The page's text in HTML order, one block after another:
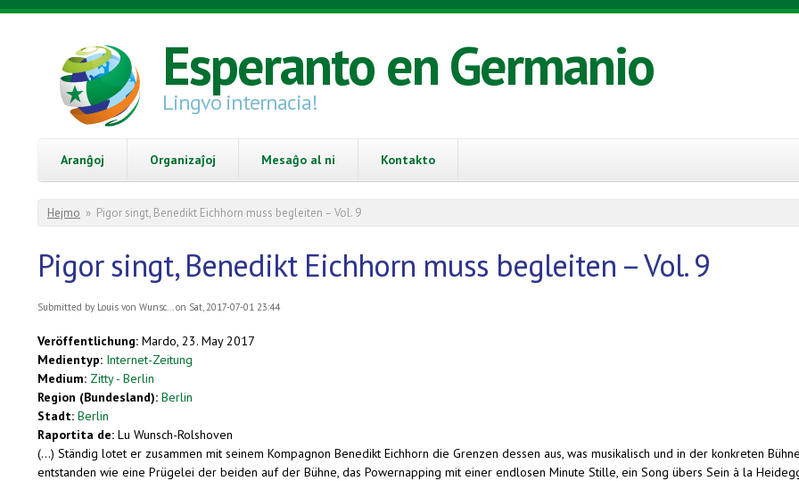
Skip to main content
Esperanto en Germanio
Lingvo internacia!
Aranĝoj Organizaĵoj Mesaĝo al ni Kontakto
You are here
Hejmo » Pigor singt, Benedikt Eichhorn muss begleiten – Vol. 9
Pigor singt, Benedikt Eichhorn muss begleiten – Vol. 9
Submitted by Louis von Wunsc...on Sat, 2017-07-01 23:44
Veröffentlichung: Mardo, 23. May 2017
Medientyp: Internet-Zeitung
Medium: Zitty - Berlin
Region (Bundesland): Berlin
Stadt: Berlin
Raportita de: Lu Wunsch-Rolshoven
(...) Ständig ­lotet er zusammen mit seinem Kompagnon Bene­dikt Eichhorn die Grenzen dessen aus, was musikalisch und in der konkreten
entstanden wie eine Prügelei der beiden auf der Bühne, das Powernapping mit einer endlosen Minute Stille, ein Song übers Sein à la